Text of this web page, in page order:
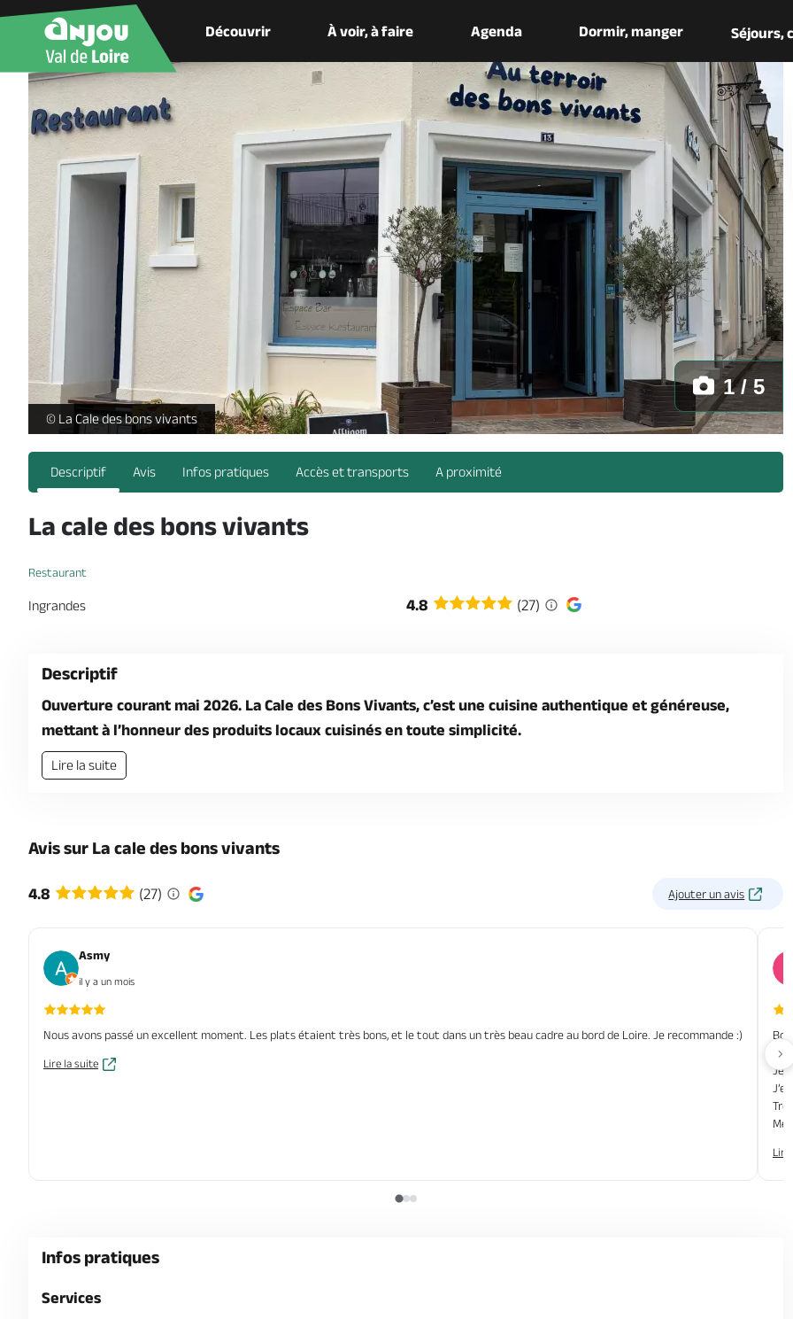
Découvrir À voir, à faire Agenda Dormir, manger Séjours,
La Cale des bons vivants -
© La Cale des bons vivants
1 / 5
Descriptif Avis Infos pratiques Accès et transports A proximité
La cale des bons vivants
Restaurant
Ingrandes 4.8 (27)
Descriptif
Ouverture courant mai 2026. La Cale des Bons Vivants, c’est une cuisine authentique et généreuse,
mettant à l’honneur des produits locaux cuisinés en toute simplicité.
Lire la suite
Avis sur La cale des bons vivants
4.8 (27) Ajouter un avis
Asmy
il y a un mois
Nous avons passé un excellent moment. Les plats étaient très bons, et le tout dans un très beau cadre au bord de Loire. Je recommande :)
Lire la suite
Je
Lire
Infos pratiques
Services